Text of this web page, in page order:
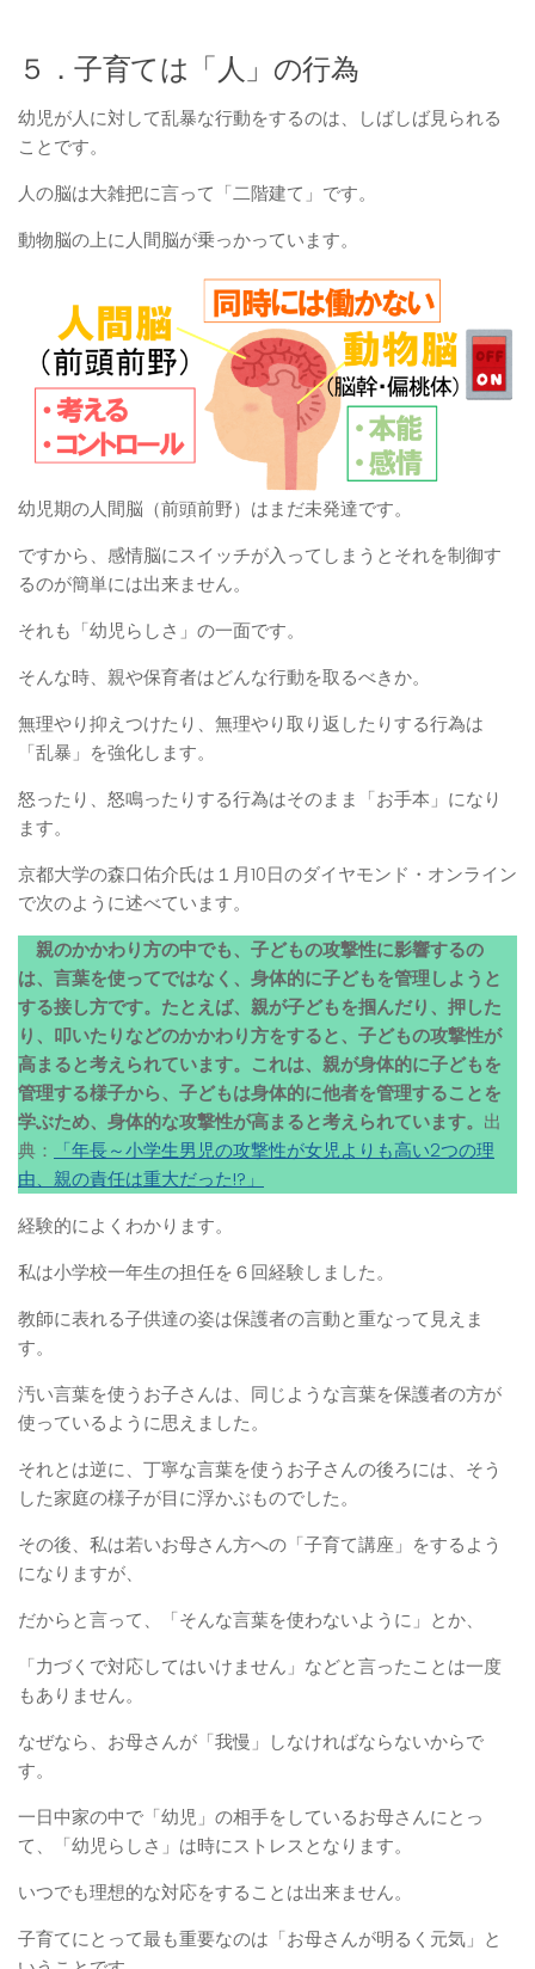
５．子育ては「人」の行為
幼児が人に対して乱暴な行動をするのは、しばしば見られる
ことです。
人の脳は大雑把に言って「二階建て」です。
動物脳の上に人間脳が乗っかっています。
幼児期の人間脳（前頭前野）はまだ未発達です。
ですから、感情脳にスイッチが入ってしまうとそれを制御す
るのが簡単には出来ません。
それも「幼児らしさ」の一面です。
そんな時、親や保育者はどんな行動を取るべきか。
無理やり抑えつけたり、無理やり取り返したりする行為は
「乱暴」を強化します。
怒ったり、怒鳴ったりする行為はそのまま「お手本」になり
ます。
京都大学の森口佑介氏は１月10日のダイヤモンド・オンライン
で次のように述べています。
親のかかわり方の中でも、子どもの攻撃性に影響するの
は、言葉を使ってではなく、身体的に子どもを管理しようと
する接し方です。たとえば、親が子どもを掴んだり、押した
り、叩いたりなどのかかわり方をすると、子どもの攻撃性が
高まると考えられています。これは、親が身体的に子どもを
管理する様子から、子どもは身体的に他者を管理することを
学ぶため、身体的な攻撃性が高まると考えられています。 出
典：
「年長～小学生男児の攻撃性が女児よりも高い2つの理
由、親の責任は重大だった!?」
経験的によくわかります。
私は小学校一年生の担任を６回経験しました。
教師に表れる子供達の姿は保護者の言動と重なって見えま
す。
汚い言葉を使うお子さんは、同じような言葉を保護者の方が
使っているように思えました。
それとは逆に、丁寧な言葉を使うお子さんの後ろには、そう
した家庭の様子が目に浮かぶものでした。
その後、私は若いお母さん方への「子育て講座」をするよう
になりますが、
だからと言って、「そんな言葉を使わないように」とか、
「力づくで対応してはいけません」などと言ったことは一度
もありません。
なぜなら、お母さんが「我慢」しなければならないからで
す。
一日中家の中で「幼児」の相手をしているお母さんにとっ
て、「幼児らしさ」は時にストレスとなります。
いつでも理想的な対応をすることは出来ません。
子育てにとって最も重要なのは「お母さんが明るく元気」と